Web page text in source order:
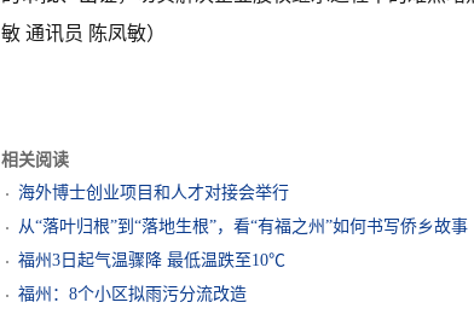
敏 通讯员 陈凤敏）
相关阅读
海外博士创业项目和人才对接会举行
从“落叶归根”到“落地生根”，看“有福之州”如何书写侨乡故事
福州3日起气温骤降 最低温跌至10℃
福州：8个小区拟雨污分流改造